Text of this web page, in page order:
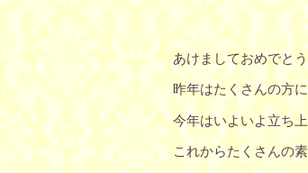
あけましておめでと
昨年はたくさんの方
今年はいよいよ立ち
これからたくさんの